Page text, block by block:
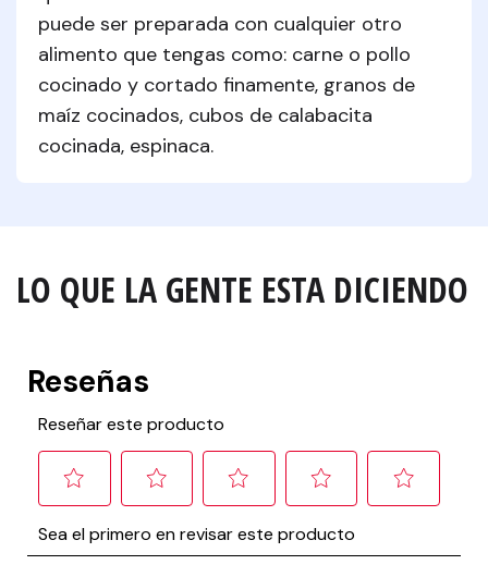
puede ser preparada con cualquier otro
alimento que tengas como: carne o pollo
cocinado y cortado finamente, granos de
maíz cocinados, cubos de calabacita
cocinada, espinaca.
LO QUE LA GENTE ESTA DICIENDO